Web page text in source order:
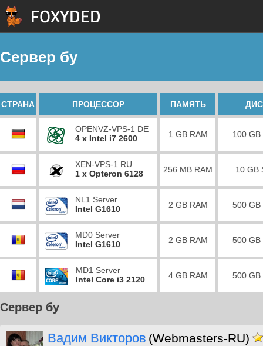
Сервер бу
СТРАНА ПРОЦЕССОР ПАМЯТЬ
OPENVZ-VPS-1 DE
4 x Intel i7 2600
1 GB RAM 100 GB
XEN-VPS-1 RU
1 x Opteron 6128
256 MB RAM 10 GB
NL1 Server
Intel G1610
2 GB RAM 500 GB
MD0 Server
Intel G1610
2 GB RAM 500 GB
MD1 Server
Intel Core i3 2120
4 GB RAM 500 GB
Сервер бу
Вадим Викторов (Webmasters-RU)